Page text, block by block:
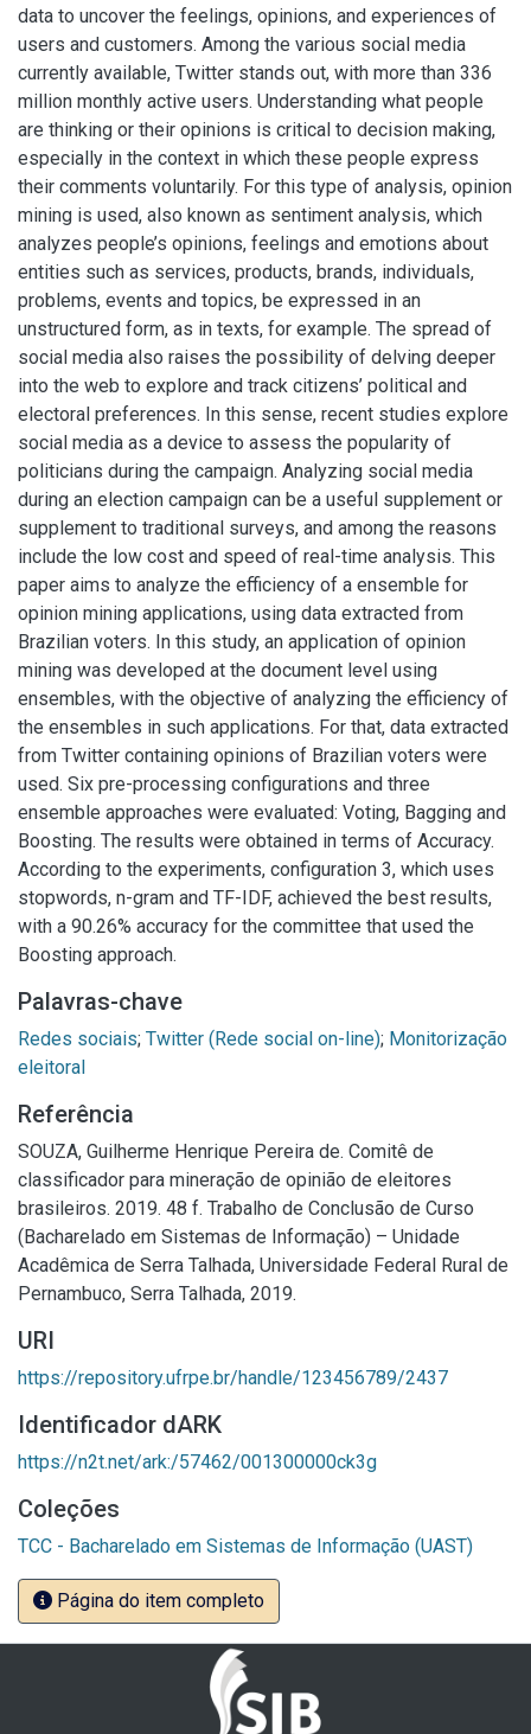
data to uncover the feelings, opinions, and experiences of
users and customers. Among the various social media
currently available, Twitter stands out, with more than 336
million monthly active users. Understanding what people
are thinking or their opinions is critical to decision making,
especially in the context in which these people express
their comments voluntarily. For this type of analysis, opinion
mining is used, also known as sentiment analysis, which
analyzes people’s opinions, feelings and emotions about
entities such as services, products, brands, individuals,
problems, events and topics, be expressed in an
unstructured form, as in texts, for example. The spread of
social media also raises the possibility of delving deeper
into the web to explore and track citizens’ political and
electoral preferences. In this sense, recent studies explore
social media as a device to assess the popularity of
politicians during the campaign. Analyzing social media
during an election campaign can be a useful supplement or
supplement to traditional surveys, and among the reasons
include the low cost and speed of real-time analysis. This
paper aims to analyze the efficiency of a ensemble for
opinion mining applications, using data extracted from
Brazilian voters. In this study, an application of opinion
mining was developed at the document level using
ensembles, with the objective of analyzing the efficiency of
the ensembles in such applications. For that, data extracted
from Twitter containing opinions of Brazilian voters were
used. Six pre-processing configurations and three
ensemble approaches were evaluated: Voting, Bagging and
Boosting. The results were obtained in terms of Accuracy.
According to the experiments, configuration 3, which uses
stopwords, n-gram and TF-IDF, achieved the best results,
with a 90.26% accuracy for the committee that used the
Boosting approach.
Palavras-chave
Redes sociais; Twitter (Rede social on-line); Monitorização
eleitoral
Referência
SOUZA, Guilherme Henrique Pereira de. Comitê de
classificador para mineração de opinião de eleitores
brasileiros. 2019. 48 f. Trabalho de Conclusão de Curso
(Bacharelado em Sistemas de Informação) – Unidade
Acadêmica de Serra Talhada, Universidade Federal Rural de
Pernambuco, Serra Talhada, 2019.
URI
https://repository.ufrpe.br/handle/123456789/2437
Identificador dARK
https://n2t.net/ark:/57462/001300000ck3g
Coleções
TCC - Bacharelado em Sistemas de Informação (UAST)
Página do item completo